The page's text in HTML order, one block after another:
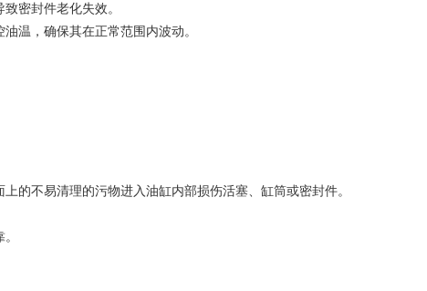
密封件老化失效。
温，确保其在正常范围内波动。
的不易清理的污物进入油缸内部损伤活塞、缸筒或密封件。